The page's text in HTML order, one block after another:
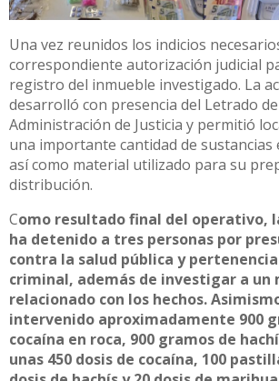
Una vez reunidos los indicios
correspondiente autorización judicial
registro del inmueble investigado. La
desarrolló con presencia del Letrado
Administración de Justicia y permitió
una importante cantidad de sustancias
así como material utilizado para su
distribución.
Como resultado final del operativo,
ha detenido a tres personas por
contra la salud pública y
criminal, además de investigar a un
relacionado con los hechos.
intervenido aproximadamente 900
cocaína en roca, 900 gramos de
unas 450 dosis de cocaína, 100